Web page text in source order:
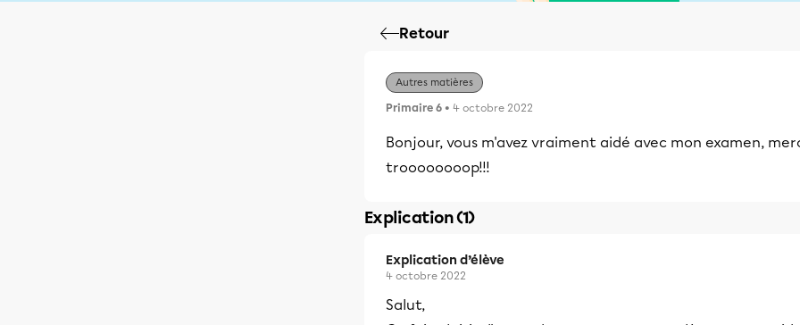
Retour
Autres matières
Primaire 6 • 4 octobre 2022
Bonjour, vous m'avez vraiment aidé avec mon examen,
troooooooop!!!
Explication (1)
Explication d’élève
4 octobre 2022
Salut,